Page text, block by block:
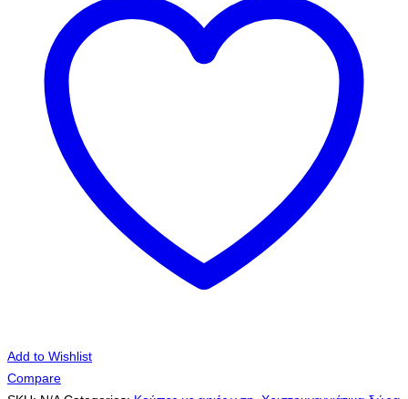
αφιέρωση!
ποσότητα
Add to Wishlist
Compare